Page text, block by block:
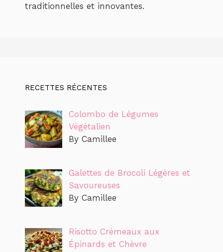
traditionnelles et innovantes.
RECETTES RÉCENTES
Colombo de Légumes
Végétalien
By Camillee
Galettes de Brocoli Légères et
Savoureuses
By Camillee
Risotto Crémeaux aux
Épinards et Chèvre